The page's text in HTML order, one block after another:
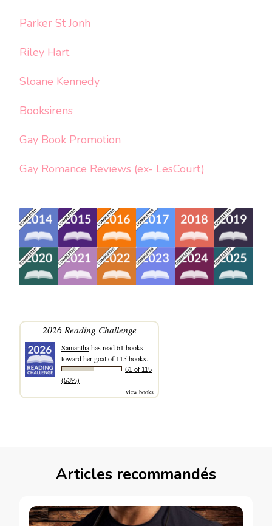
Parker St Jonh
Riley Hart
Sloane Kennedy
Booksirens
Gay Book Promotion
Gay Romance Reviews (ex- LesCourt)
2026 Reading Challenge
Samanthahas read 61 books
toward her goal of 115 books.
61 of 115
(53%)
view books
Articles recommandés